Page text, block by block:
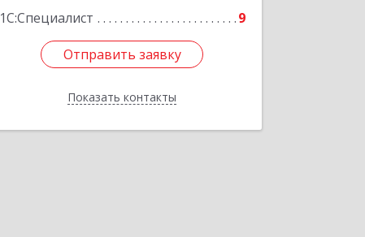
1С:Специалист
9
Отправить заявку
Показать контакты
Отправить заявку
Назад